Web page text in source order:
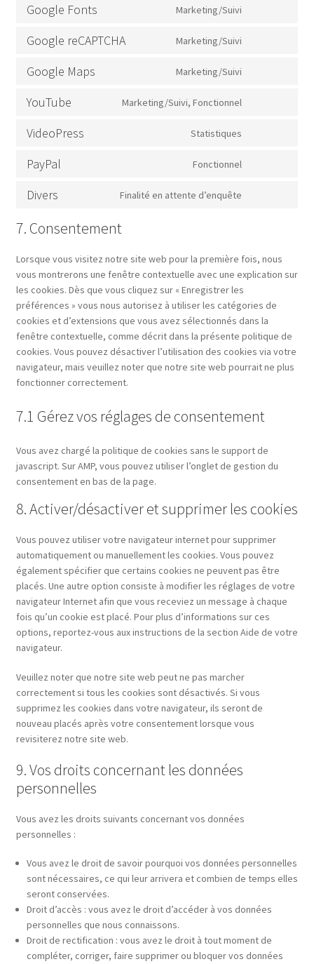
Google Fonts Marketing/Suivi
Google reCAPTCHA Marketing/Suivi
Google Maps Marketing/Suivi
YouTube Marketing/Suivi, Fonctionnel
VideoPress Statistiques
PayPal Fonctionnel
Divers Finalité en attente d’enquête
7. Consentement
Lorsque vous visitez notre site web pour la première fois, nous
vous montrerons une fenêtre contextuelle avec une explication sur
les cookies. Dès que vous cliquez sur « Enregistrer les
préférences » vous nous autorisez à utiliser les catégories de
cookies et d’extensions que vous avez sélectionnés dans la
fenêtre contextuelle, comme décrit dans la présente politique de
cookies. Vous pouvez désactiver l’utilisation des cookies via votre
navigateur, mais veuillez noter que notre site web pourrait ne plus
fonctionner correctement.
7.1 Gérez vos réglages de consentement
Vous avez chargé la politique de cookies sans le support de
javascript. Sur AMP, vous pouvez utiliser l’onglet de gestion du
consentement en bas de la page.
8. Activer/désactiver et supprimer les cookies
Vous pouvez utiliser votre navigateur internet pour supprimer
automatiquement ou manuellement les cookies. Vous pouvez
également spécifier que certains cookies ne peuvent pas être
placés. Une autre option consiste à modifier les réglages de votre
navigateur Internet afin que vous receviez un message à chaque
fois qu’un cookie est placé. Pour plus d’informations sur ces
options, reportez-vous aux instructions de la section Aide de votre
navigateur.
Veuillez noter que notre site web peut ne pas marcher
correctement si tous les cookies sont désactivés. Si vous
supprimez les cookies dans votre navigateur, ils seront de
nouveau placés après votre consentement lorsque vous
revisiterez notre site web.
9. Vos droits concernant les données
personnelles
Vous avez les droits suivants concernant vos données
personnelles :
Vous avez le droit de savoir pourquoi vos données personnelles
sont nécessaires, ce qui leur arrivera et combien de temps elles
seront conservées.
Droit d’accès : vous avez le droit d’accéder à vos données
personnelles que nous connaissons.
Droit de rectification : vous avez le droit à tout moment de
compléter, corriger, faire supprimer ou bloquer vos données